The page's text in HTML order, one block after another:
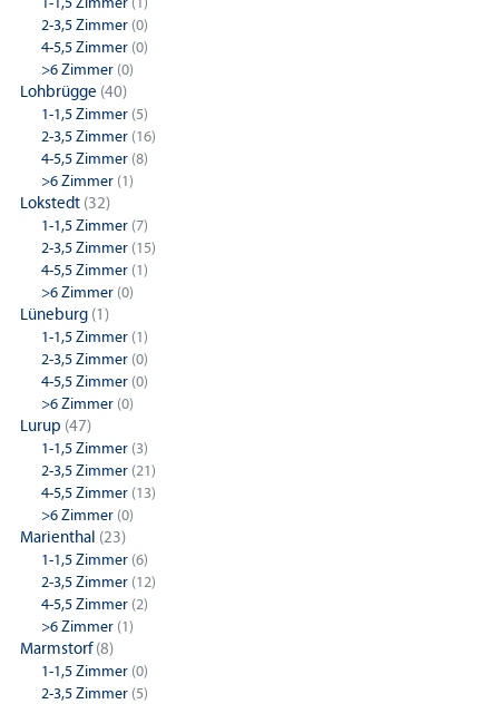
2-3,5 Zimmer (0)
4-5,5 Zimmer (0)
>6 Zimmer (0)
Lohbrügge (40)
1-1,5 Zimmer (5)
2-3,5 Zimmer (16)
4-5,5 Zimmer (8)
>6 Zimmer (1)
Lokstedt (32)
1-1,5 Zimmer (7)
2-3,5 Zimmer (15)
4-5,5 Zimmer (1)
>6 Zimmer (0)
Lüneburg (1)
1-1,5 Zimmer (1)
2-3,5 Zimmer (0)
4-5,5 Zimmer (0)
>6 Zimmer (0)
Lurup (47)
1-1,5 Zimmer (3)
2-3,5 Zimmer (21)
4-5,5 Zimmer (13)
>6 Zimmer (0)
Marienthal (23)
1-1,5 Zimmer (6)
2-3,5 Zimmer (12)
4-5,5 Zimmer (2)
>6 Zimmer (1)
Marmstorf(8)
1-1,5 Zimmer (0)
2-3,5 Zimmer (5)